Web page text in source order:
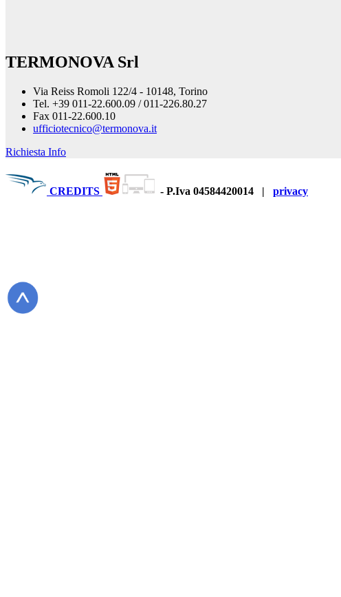
TERMONOVA Srl
Via Reiss Romoli 122/4 - 10148, Torino
Tel. +39 011-22.600.09 / 011-226.80.27
Fax 011-22.600.10
ufficiotecnico@termonova.it
Richiesta Info
CREDITS - P.Iva 04584420014 | privacy